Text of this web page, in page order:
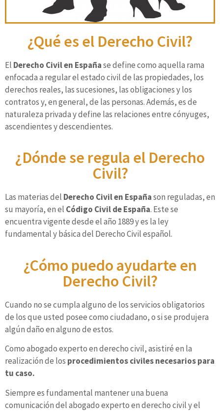
¿Qué es el Derecho Civil?
El Derecho Civil en Españase define como aquella rama
enfocada a regular el estado civil de las propiedades, los
derechos reales, las sucesiones, las obligaciones y los
contratos y, en general, de las personas. Además, es de
naturaleza privada y define las relaciones entre cónyuges,
ascendientes y descendientes.
¿Dónde se regula el Derecho
Civil?
Las materias del Derecho Civilen Españason reguladas, en
su mayoría, en el Código Civil de España. Este se
encuentra vigente desde el año 1889 y es la ley
fundamental y básica del Derecho Civil español.
¿Cómo puedo ayudarte en
Derecho Civil?
Cuando no se cumpla alguno de los servicios obligatorios
de los que usted posee como ciudadano, o si se produjera
algún daño en alguno de estos.
Como abogado experto en derecho civil, asistiré en la
realización de los procedimientos civiles necesarios para
tu caso.
Siempre es fundamental mantener una buena
comunicación del abogado experto en derecho civil y el